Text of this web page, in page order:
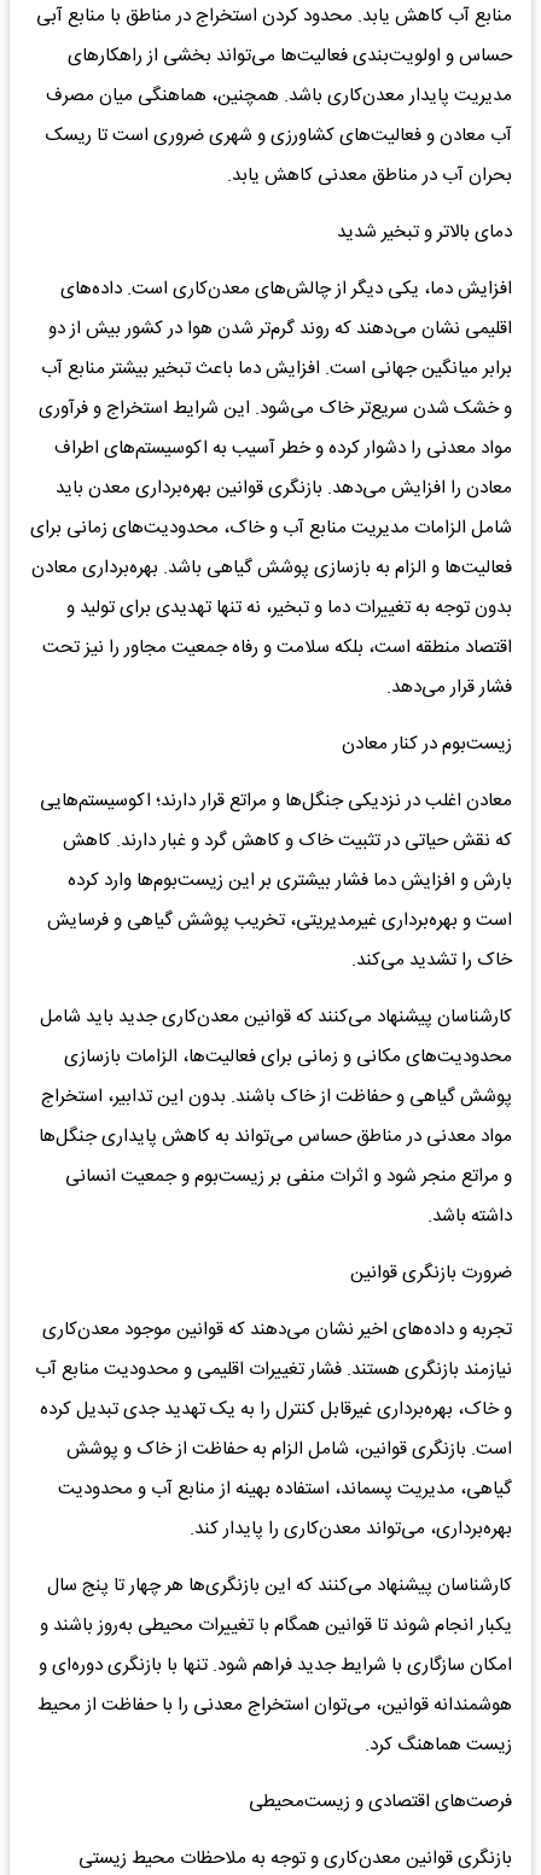
منابع آب کاهش یابد. محدود کردن استخراج در مناطق با منابع آبی
حساس و اولویت‌بندی فعالیت‌ها می‌تواند بخشی از راهکارهای
مدیریت پایدار معدن‌کاری باشد. همچنین، هماهنگی میان مصرف
آب معادن و فعالیت‌های کشاورزی و شهری ضروری است تا ریسک
بحران آب در مناطق معدنی کاهش یابد.
دمای بالاتر و تبخیر شدید
افزایش دما، یکی دیگر از چالش‌های معدن‌کاری است. داده‌های
اقلیمی نشان می‌دهند که روند گرم‌تر شدن هوا در کشور بیش از دو
برابر میانگین جهانی است. افزایش دما باعث تبخیر بیشتر منابع آب
و خشک شدن سریع‌تر خاک می‌شود. این شرایط استخراج و فرآوری
مواد معدنی را دشوار کرده و خطر آسیب به اکوسیستم‌های اطراف
معادن را افزایش می‌دهد. بازنگری قوانین بهره‌برداری معدن باید
شامل الزامات مدیریت منابع آب و خاک، محدودیت‌های زمانی برای
فعالیت‌ها و الزام به بازسازی پوشش گیاهی باشد. بهره‌برداری معادن
بدون توجه به تغییرات دما و تبخیر، نه تنها تهدیدی برای تولید و
اقتصاد منطقه است، بلکه سلامت و رفاه جمعیت مجاور را نیز تحت
فشار قرار می‌دهد.
زیست‌بوم در کنار معادن
معادن اغلب در نزدیکی جنگل‌ها و مراتع قرار دارند؛ اکوسیستم‌هایی
که نقش حیاتی در تثبیت خاک و کاهش گرد و غبار دارند. کاهش
بارش و افزایش دما فشار بیشتری بر این زیست‌بوم‌ها وارد کرده
است و بهره‌برداری غیرمدیریتی، تخریب پوشش گیاهی و فرسایش
خاک را تشدید می‌کند.
کارشناسان پیشنهاد می‌کنند که قوانین معدن‌کاری جدید باید شامل
محدودیت‌های مکانی و زمانی برای فعالیت‌ها، الزامات بازسازی
پوشش گیاهی و حفاظت از خاک باشند. بدون این تدابیر، استخراج
مواد معدنی در مناطق حساس می‌تواند به کاهش پایداری جنگل‌ها
و مراتع منجر شود و اثرات منفی بر زیست‌بوم و جمعیت انسانی
داشته باشد.
ضرورت بازنگری قوانین
تجربه و داده‌های اخیر نشان می‌دهند که قوانین موجود معدن‌کاری
نیازمند بازنگری هستند. فشار تغییرات اقلیمی و محدودیت منابع آب
و خاک، بهره‌برداری غیرقابل کنترل را به یک تهدید جدی تبدیل کرده
است. بازنگری قوانین، شامل الزام به حفاظت از خاک و پوشش
گیاهی، مدیریت پسماند، استفاده بهینه از منابع آب و محدودیت
بهره‌برداری، می‌تواند معدن‌کاری را پایدار کند.
کارشناسان پیشنهاد می‌کنند که این بازنگری‌ها هر چهار تا پنج سال
یکبار انجام شوند تا قوانین همگام با تغییرات محیطی به‌روز باشند و
امکان سازگاری با شرایط جدید فراهم شود. تنها با بازنگری دوره‌ای و
هوشمندانه قوانین، می‌توان استخراج معدنی را با حفاظت از محیط
زیست هماهنگ کرد.
فرصت‌های اقتصادی و زیست‌محیطی
بازنگری قوانین معدن‌کاری و توجه به ملاحظات محیط زیستی